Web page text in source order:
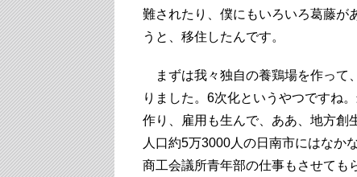
難されたり、僕にもいろいろ葛藤が
うと、移住したんです。
まずは我々独自の養鶏場を作って
りました。6次化というやつですね
作り、雇用も生んで、ああ、地方創
人口約5万3000人の日南市にはなか
商工会議所青年部の仕事もさせても